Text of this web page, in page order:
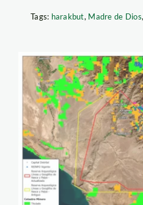
Tags: harakbut, Madre de Dios,
catrastro-
la-zona-
—lineas-